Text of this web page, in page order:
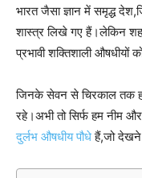
भारत जैसा ज्ञान में समृद्ध
शास्त्र लिखे गए हैं।लेकिन
प्रभावी शक्तिशाली औषधीयों
जिनके सेवन से चिरकाल तक
रहे।अभी तो सिर्फ हम नीम
दुर्लभ औषधीय पौधेहैं,जो देखने